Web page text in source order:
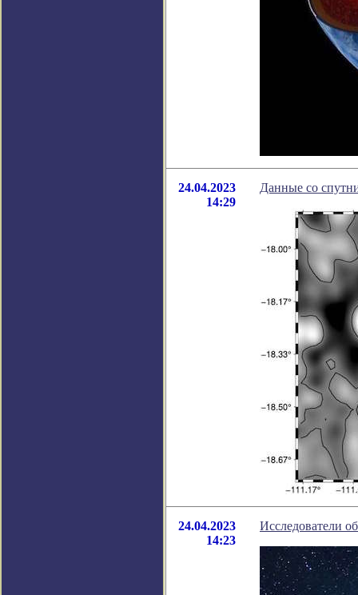
24.04.2023
14:29
Данные со
24.04.2023
14:23
Исследователи